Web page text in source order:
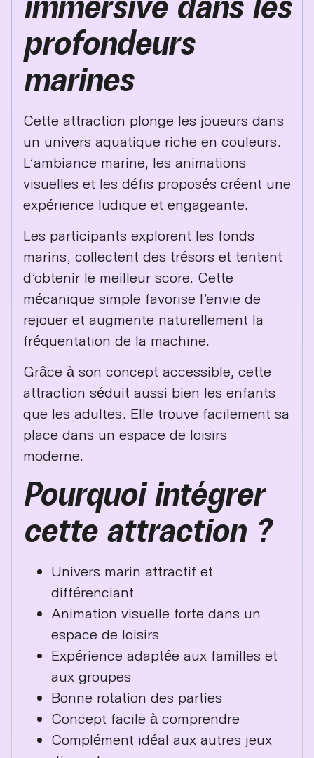
profondeurs
marines
Cette attraction plonge les joueurs dans
un univers aquatique riche en couleurs.
L’ambiance marine, les animations
visuelles et les défis proposés créent une
expérience ludique et engageante.
Les participants explorent les fonds
marins, collectent des trésors et tentent
d’obtenir le meilleur score. Cette
mécanique simple favorise l’envie de
rejouer et augmente naturellement la
fréquentation de la machine.
Grâce à son concept accessible, cette
attraction séduit aussi bien les enfants
que les adultes. Elle trouve facilement sa
place dans un espace de loisirs
moderne.
Pourquoi intégrer
cette attraction ?
Univers marin attractif et
différenciant
Animation visuelle forte dans un
espace de loisirs
Expérience adaptée aux familles et
aux groupes
Bonne rotation des parties
Concept facile à comprendre
Complément idéal aux autres jeux